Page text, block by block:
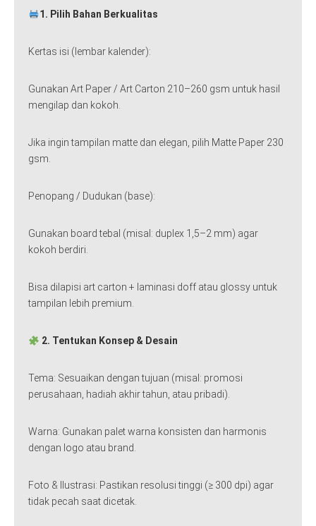
1. Pilih Bahan Berkualitas
Kertas isi (lembar kalender):
Gunakan Art Paper / Art Carton 210–260 gsm untuk hasil
mengilap dan kokoh.
Jika ingin tampilan matte dan elegan, pilih Matte Paper 230
gsm.
Penopang / Dudukan (base):
Gunakan board tebal (misal: duplex 1,5–2 mm) agar
kokoh berdiri.
Bisa dilapisi art carton + laminasi doff atau glossy untuk
tampilan lebih premium.
2. Tentukan Konsep & Desain
Tema: Sesuaikan dengan tujuan (misal: promosi
perusahaan, hadiah akhir tahun, atau pribadi).
Warna: Gunakan palet warna konsisten dan harmonis
dengan logo atau brand.
Foto & Ilustrasi: Pastikan resolusi tinggi (≥ 300 dpi) agar
tidak pecah saat dicetak.